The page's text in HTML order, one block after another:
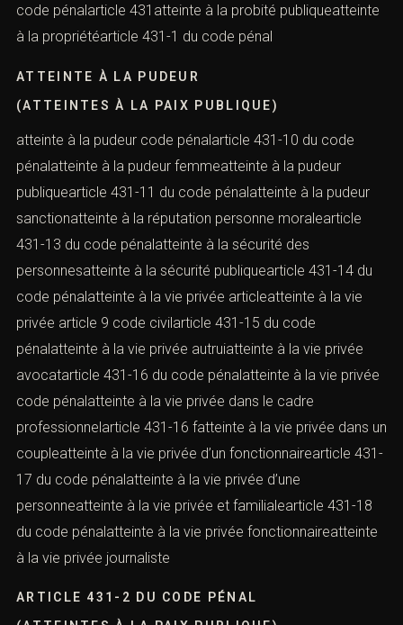
code pénalarticle 431atteinte à la probité publiqueatteinte
à la propriétéarticle 431-1 du code pénal
ATTEINTE À LA PUDEUR
(ATTEINTES À LA PAIX PUBLIQUE)
atteinte à la pudeur code pénalarticle 431-10 du code
pénalatteinte à la pudeur femmeatteinte à la pudeur
publiquearticle 431-11 du code pénalatteinte à la pudeur
sanctionatteinte à la réputation personne moralearticle
431-13 du code pénalatteinte à la sécurité des
personnesatteinte à la sécurité publiquearticle 431-14 du
code pénalatteinte à la vie privée articleatteinte à la vie
privée article 9 code civilarticle 431-15 du code
pénalatteinte à la vie privée autruiatteinte à la vie privée
avocatarticle 431-16 du code pénalatteinte à la vie privée
code pénalatteinte à la vie privée dans le cadre
professionnelarticle 431-16 fatteinte à la vie privée dans un
coupleatteinte à la vie privée d’un fonctionnairearticle 431-
17 du code pénalatteinte à la vie privée d’une
personneatteinte à la vie privée et familialearticle 431-18
du code pénalatteinte à la vie privée fonctionnaireatteinte
à la vie privée journaliste
ARTICLE 431-2 DU CODE PÉNAL